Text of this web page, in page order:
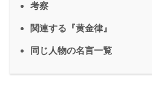
考察
関連する『黄金律』
同じ人物の名言一覧